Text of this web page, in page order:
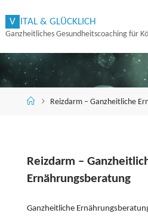
Inhalt
V ITAL & GLÜCKL ICH
Ganzheitliches Gesundheitscoaching für
StartReizdarm – Ganzheitliche
Reizdarm –
Ernährungsberatung
Ganzheitliche